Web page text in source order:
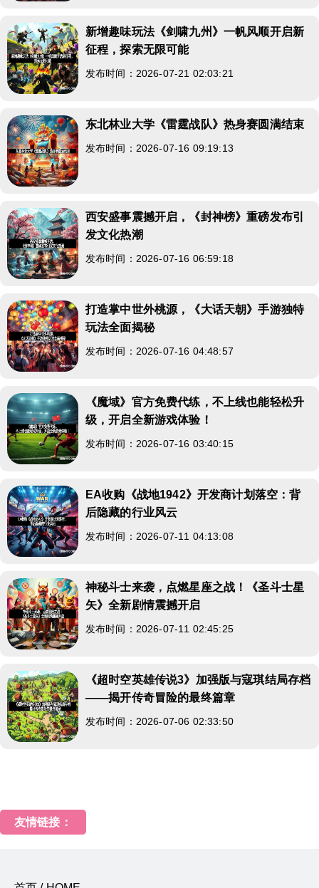
新增趣味玩法《剑啸九州》一帆风顺开启新
征程，探索无限可能
发布时间：2026-07-21 02:03:21
东北林业大学《雷霆战队》热身赛圆满结束
发布时间：2026-07-16 09:19:13
西安盛事震撼开启，《封神榜》重磅发布引
发文化热潮
发布时间：2026-07-16 06:59:18
打造掌中世外桃源，《大话天朝》手游独特
玩法全面揭秘
发布时间：2026-07-16 04:48:57
《魔域》官方免费代练，不上线也能轻松升
级，开启全新游戏体验！
发布时间：2026-07-16 03:40:15
EA收购《战地1942》开发商计划落空：背
后隐藏的行业风云
发布时间：2026-07-11 04:13:08
神秘斗士来袭，点燃星座之战！《圣斗士星
矢》全新剧情震撼开启
发布时间：2026-07-11 02:45:25
《超时空英雄传说3》加强版与寇琪结局存档
——揭开传奇冒险的最终篇章
发布时间：2026-07-06 02:33:50
友情链接：